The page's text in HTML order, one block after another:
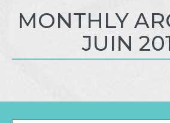
MONTHLY
JUIN